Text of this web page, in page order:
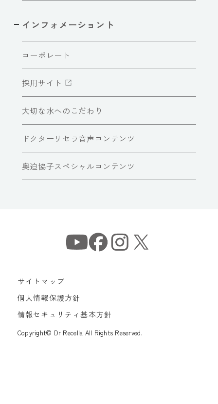
インフォメーショント
コーポレート
採用サイト
大切な水へのこだわり
ドクターリセラ音声コンテンツ
奥迫協子スペシャルコンテンツ
サイトマップ
個人情報保護方針
情報セキュリティ基本方針
Copyright© Dr Recella All Rights Reserved.